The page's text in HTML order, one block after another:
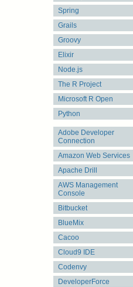
Spring
Grails
Groovy
Elixir
Node.js
The R Project
Microsoft R Open
Python
Adobe Developer
Connection
Amazon Web Services
Apache Drill
AWS Management
Console
Bitbucket
BlueMix
Cacoo
Cloud9 IDE
Codenvy
DeveloperForce